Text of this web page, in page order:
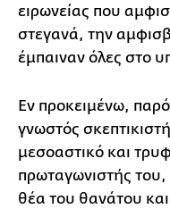
ειρωνείας που
στεγανά, την
έμπαιναν όλες στο
Εν προκειμένω,
γνωστός
μεσοαστικό και
πρωταγωνιστής
θέα του θανάτου και